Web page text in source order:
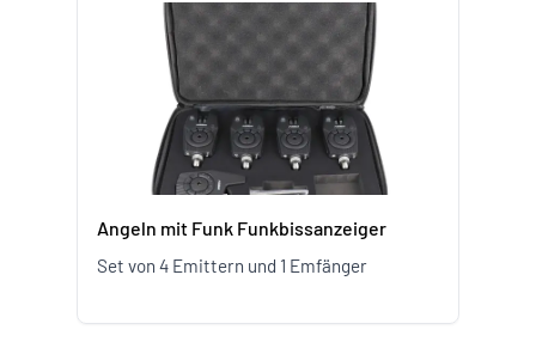
Angeln mit Funk Funkbissanzeiger
Set von 4 Emittern und 1 Emfänger